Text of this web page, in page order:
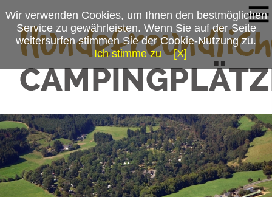
Wir verwenden Cookies, um Ihnen den bestmöglichen
Service zu gewährleisten. Wenn Sie auf der Seite
weitersurfen stimmen Sie der Cookie-Nutzung zu.
Ich stimme zu
[X]